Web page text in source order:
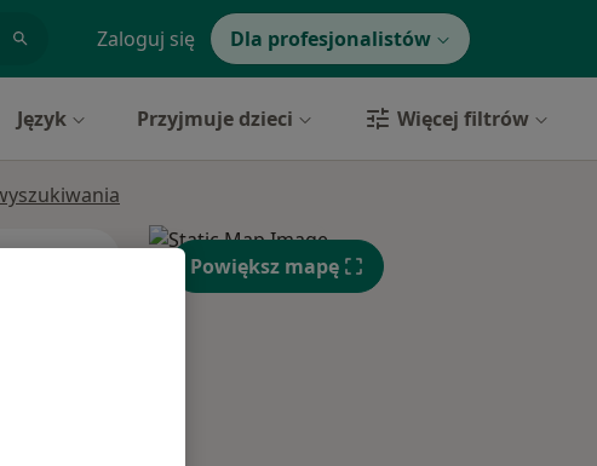
Zaloguj się Dla profesjonalistów
Język Przyjmuje dzieci Więcej filtrów
Wt, Śr,
Powiększ mapę